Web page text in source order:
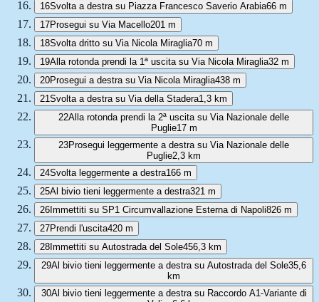
16Svolta a destra su Piazza Francesco Saverio Arabia66 m
17Prosegui su Via Macello201 m
18Svolta dritto su Via Nicola Miraglia70 m
19Alla rotonda prendi la 1ª uscita su Via Nicola Miraglia32 m
20Prosegui a destra su Via Nicola Miraglia438 m
21Svolta a destra su Via della Stadera1,3 km
22Alla rotonda prendi la 2ª uscita su Via Nazionale delle
Puglie17 m
23Prosegui leggermente a destra su Via Nazionale delle
Puglie2,3 km
24Svolta leggermente a destra166 m
25Al bivio tieni leggermente a destra321 m
26Immettiti su SP1 Circumvallazione Esterna di Napoli826 m
27Prendi l'uscita420 m
28Immettiti su Autostrada del Sole456,3 km
29Al bivio tieni leggermente a destra su Autostrada del Sole35,6
km
30Al bivio tieni leggermente a destra su Raccordo A1-Variante di